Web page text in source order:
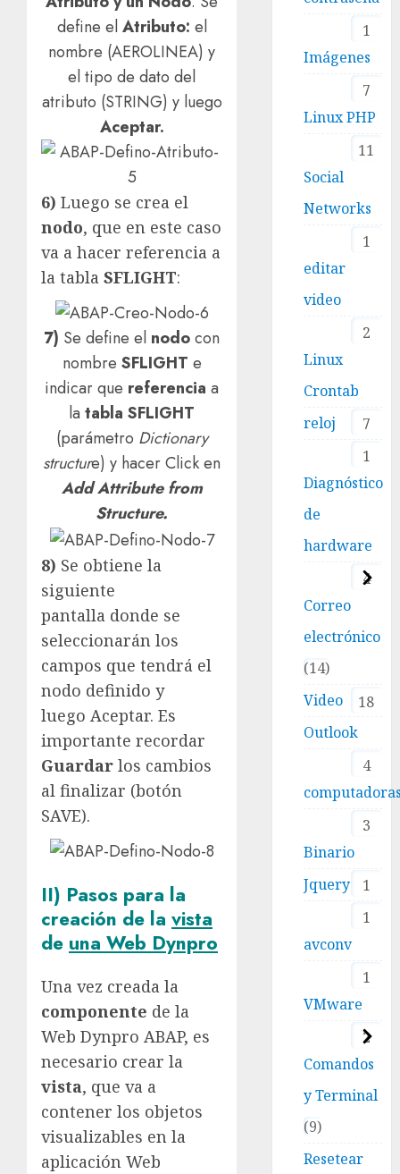
define elAtributo: el
nombre (AEROLINEA) y
el tipo de dato del
atributo (STRING) y luego
Aceptar.
6) Luego se crea el
nodo, que en este caso
va a hacer referencia a
la tabla SFLIGHT:
7) Se define el nodocon
nombre SFLIGHT e
indicar que referencia a
la tabla SFLIGHT
(parámetro Dictionary
structure) y hacer Click en
Add Attribute from
Structure.
8) Se obtiene la
siguiente
pantalla donde se
seleccionarán los
campos que tendrá el
nodo definido y
luego Aceptar. Es
importante recordar
Guardar los cambios
al finalizar (botón
SAVE).
II) Pasos para la
creación de la vista
de una Web Dynpro
Una vez creada la
componente de la
Web Dynpro ABAP, es
necesario crear la
vista, que va a
contener los objetos
visualizables en la
aplicación Web
1
Imágenes
7
Linux PHP
11
Social
Networks
1
editar
video
2
Linux
Crontab
7
reloj
1
Diagnóstico
de
hardware
4
Correo
electrónico
14
Video
18
Outlook
4
3
Binario
1
Jquery
1
avconv
1
VMware
2
Comandos
y Terminal
9
Resetear